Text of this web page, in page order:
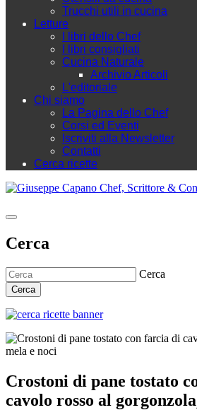
Trucchi utili in cucina
Letture
I libri dello Chef
I libri consigliati
Cucina Naturale
Archivio Articoli
L'editoriale
Chi siamo
La Pagina dello Chef
Corsi ed Eventi
Iscriviti alla Newsletter
Contatti
Cerca ricette
Cerca
Cerca
Cerca
Crostoni di pane tostato
cavolo rosso al